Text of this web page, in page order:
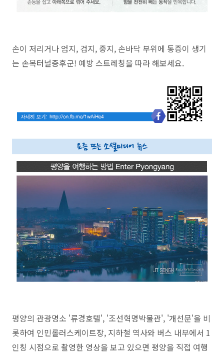
손이 저리거나 엄지, 검지, 중지, 손바닥 부위에 통증이 생기
는 손목터널증후군! 예방 스트레칭을 따라 해보세요.
평양의 관광명소 '류경호텔', '조선혁명박물관', '개선문'을 비
롯하여 인민롤러스케이트장, 지하철 역사와 버스 내부에서 1
인칭 시점으로 촬영한 영상을 보고 있으면 평양을 직접 여행